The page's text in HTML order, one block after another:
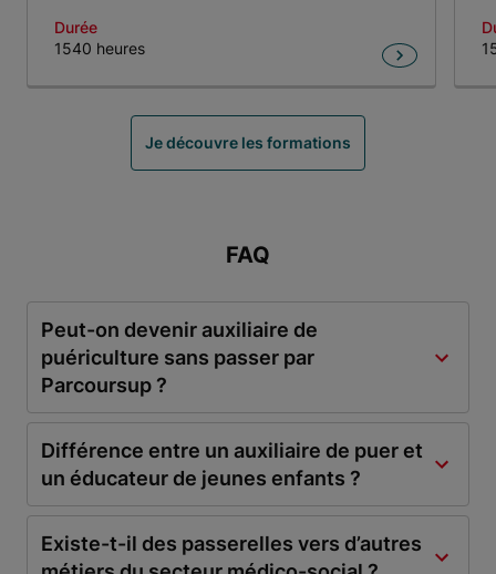
Durée
1540 heures
Je découvre les formations
FAQ
Peut-on devenir auxiliaire de
puériculture sans passer par
Parcoursup ?
Différence entre un auxiliaire de puer et
un éducateur de jeunes enfants ?
Existe-t-il des passerelles vers d’autres